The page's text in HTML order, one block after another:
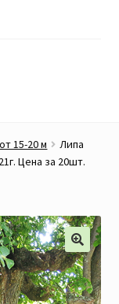
меню
15-20 м
Липа
Цена за 20шт.